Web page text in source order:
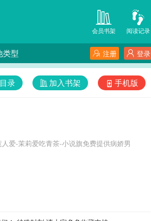
阅读记录
会员书架
类型 登录
注册
手机版
加入书架
录
爱-茉莉爱吃青茶-小说旗免费提供病娇男